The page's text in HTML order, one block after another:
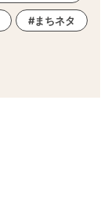
まちネタ